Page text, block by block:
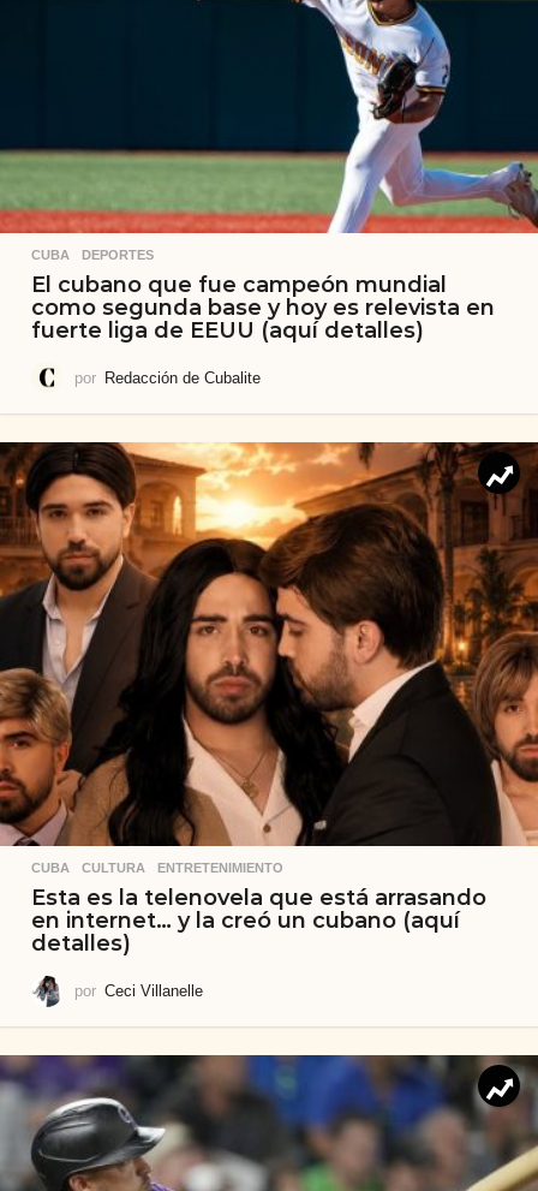
CUBA ,DEPORTES
El cubano que fue campeón mundial
como segunda base y hoy es relevista en
fuerte liga de EEUU (aquí detalles)
por Redacción de Cubalite
CUBA ,CULTURA ,ENTRETENIMIENTO
Esta es la telenovela que está arrasando
en internet… y la creó un cubano (aquí
detalles)
por Ceci Villanelle